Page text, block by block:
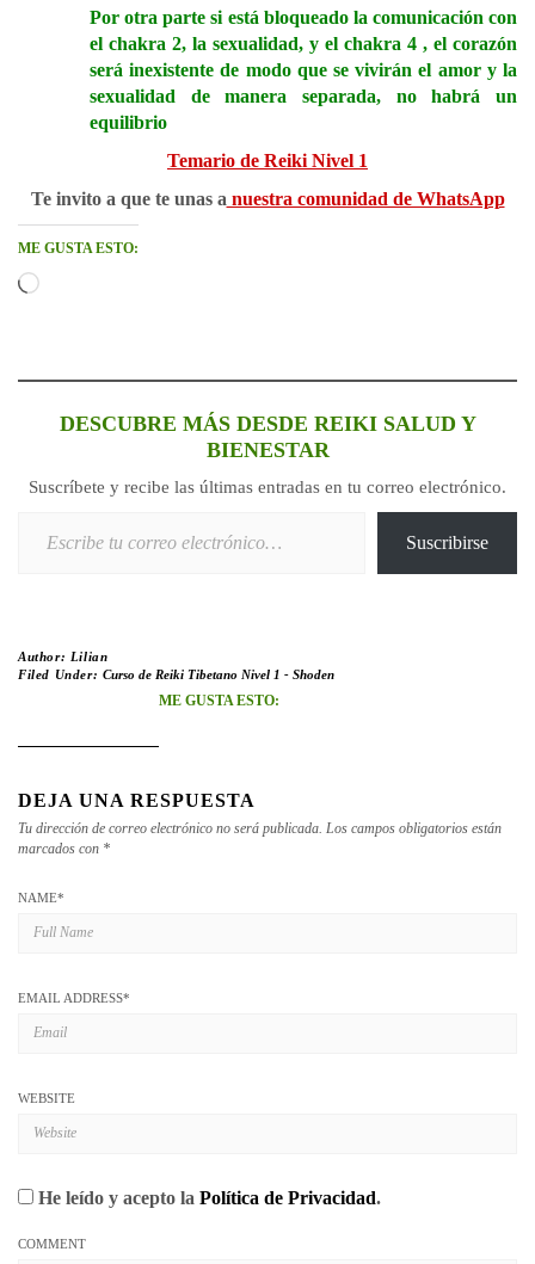
Por otra parte si está bloqueado la comunicación con
el chakra 2, la sexualidad, y el chakra 4 , el corazón
será inexistente de modo que se vivirán el amor y la
sexualidad de manera separada, no habrá un
equilibrio
Temario de Reiki Nivel 1
Te invito a que te unas a nuestra comunidad de WhatsApp
ME GUSTA ESTO:
Cargando...
DESCUBRE MÁS DESDE REIKI SALUD Y
BIENESTAR
Suscríbete y recibe las últimas entradas en tu correo electrónico.
Suscribirse
Author: Lilian
Filed Under: Curso de Reiki Tibetano Nivel 1 - Shoden
ME GUSTA ESTO:
DEJA UNA RESPUESTA
Tu dirección de correo electrónico no será publicada. Los campos obligatorios están
marcados con *
NAME*
EMAIL ADDRESS*
WEBSITE
He leído y acepto la Política de Privacidad.
COMMENT